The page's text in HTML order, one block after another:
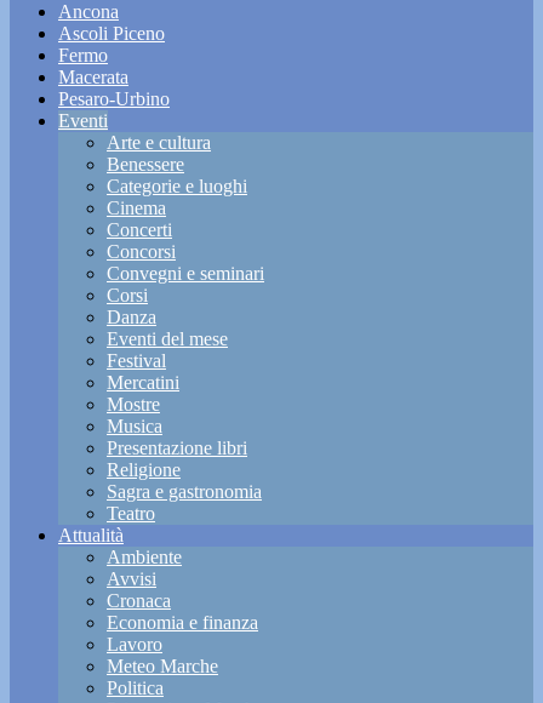
Ancona
Ascoli Piceno
Fermo
Macerata
Pesaro-Urbino
Eventi
Arte e cultura
Benessere
Categorie e luoghi
Cinema
Concerti
Concorsi
Convegni e seminari
Corsi
Danza
Eventi del mese
Festival
Mercatini
Mostre
Musica
Presentazione libri
Religione
Sagra e gastronomia
Teatro
Attualità
Ambiente
Avvisi
Cronaca
Economia e finanza
Lavoro
Meteo Marche
Politica